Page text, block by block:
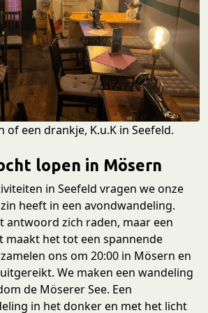
of een drankje, K.u.K in Seefeld.
lopen in Mösern
in Seefeld vragen we onze
heeft in een avondwandeling.
antwoord zich raden, maar een
maakt het tot een spannende
ons om 20:00 in Mösern en
We maken een wandeling
de Möserer See. Een
in het donker en met het licht